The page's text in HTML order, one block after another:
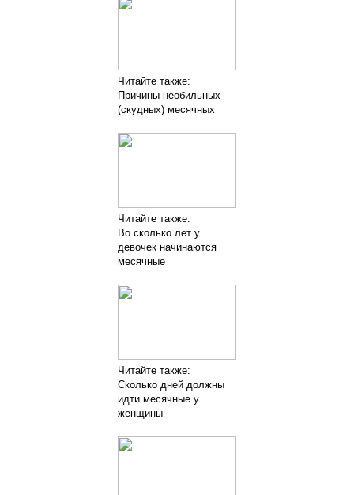
Читайте также:
Причины необильных
(скудных) месячных
Читайте также:
Во сколько лет у
девочек начинаются
месячные
Читайте также:
Сколько дней должны
идти месячные у
женщины